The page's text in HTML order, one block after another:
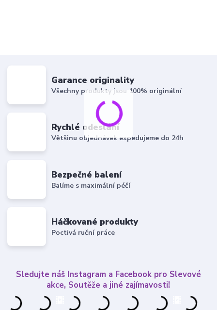
Garance originality
Všechny produkty jsou 100% originální
Rychlé odeslání
Většinu objednávek expedujeme do 24h
Bezpečné balení
Balíme s maximální péčí
Háčkované produkty
Poctivá ruční práce
Sledujte náš Instagram a Facebook pro Slevové
akce, Soutěže a jiné zajímavosti!